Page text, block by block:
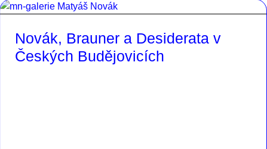
Novák, Brauner a Desiderata v
Českých Budějovicích